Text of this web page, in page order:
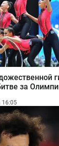
за
16:05